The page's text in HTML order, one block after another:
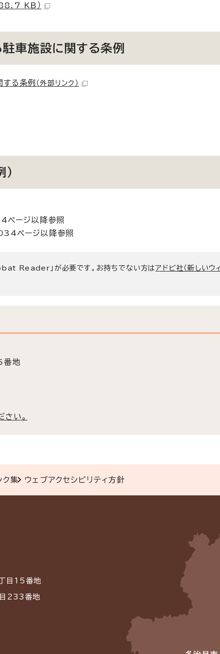
KB）
車施設に関する条例
る条例 （外部リンク）
ページ以降参照
ページ以降参照
Reader」が必要です。お持ちでない方はアドビ社（新しいウ
地
い。
ク集 ウェブアクセシビリティ方針
目15番地
233番地